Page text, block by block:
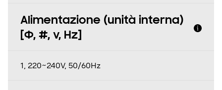
Alimentazione (unità interna)
[Φ, #, v, Hz]
1, 220~240V, 50/60Hz